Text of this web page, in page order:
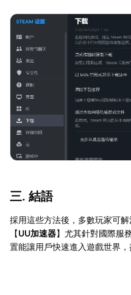
三. 結語
採用這些方法後，多數玩家可
【UU加速器】尤其針對國際服
置能讓用戶快速進入遊戲世界，